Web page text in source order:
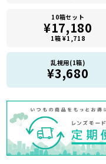
10箱セット
¥17,180
1箱 ¥1,718
乱視用(1箱)
¥3,680